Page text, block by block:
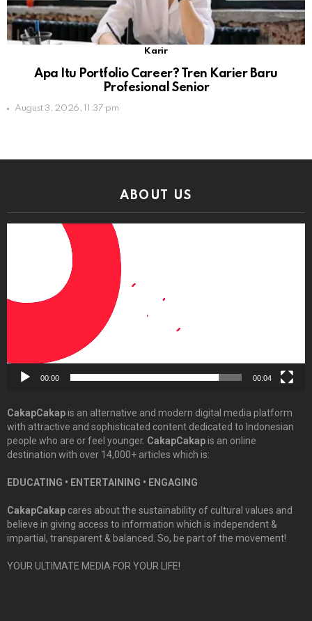
Karir
Apa Itu Portfolio Career? Tren Karier Baru
Profesional Senior
August 3, 2026, 11:37 pm
ABOUT US
00:00 00:04
CakapCakapis an alternative and modern digital media platform
with attractive and sophisticated content dedicated to Indonesian
people who are or feel younger. CakapCakapis an online
destination with over 14,000+ articles which is:
EDUCATING • ENTERTAINING • ENGAGING
CakapCakap cares about the sustainability of cultural values and
believe in giving access to information which is independent &
impartial, transparent & balanced. So, be part of the movement!
YOUR ULTIMATE MEDIA FOR YOUR LIFE!